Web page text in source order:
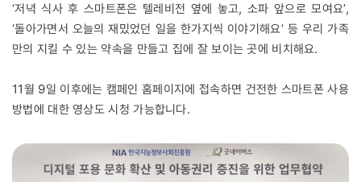
‘저녁 식사 후 스마트폰은 텔레비전 옆에 놓고, 소파 앞으로 모여요’,
‘돌아가면서 오늘의 재밌었던 일을 한가지씩 이야기해요’ 등 우리 가족
만의 지킬 수 있는 약속을 만들고 집에 잘 보이는 곳에 비치해요.
11월 9일 이후에는 캠페인 홈페이지에 접속하면 건전한 스마트폰 사용
방법에 대한 영상도 시청 가능합니다.